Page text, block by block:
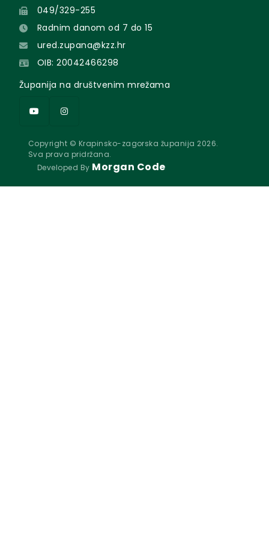
049/329-255
Radnim danom od 7 do 15
ured.zupana@kzz.hr
OIB: 20042466298
Županija na društvenim mrežama
Copyright © Krapinsko-zagorska županija 2026.
Sva prava pridržana.
Developed By Morgan Code